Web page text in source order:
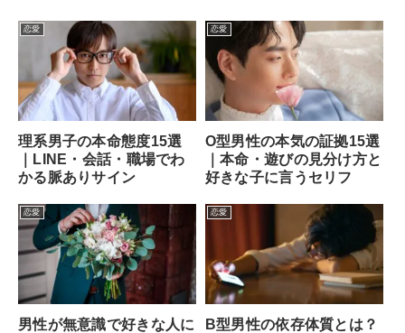
恋愛
理系男子の本命態度15選
｜LINE・会話・職場でわ
かる脈ありサイン
恋愛
O型男性の本気の証拠15選
｜本命・遊びの見分け方と
好きな子に言うセリフ
恋愛
男性が無意識で好きな人に
恋愛
B型男性の依存体質とは？